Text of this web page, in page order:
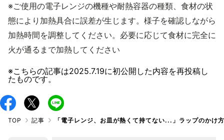
※ご使用の電子レンジの機種や耐熱容器の種類、食材の状
態により加熱具合に誤差が生じます。様子を確認しながら
加熱時間を調整してください。必要に応じて食材に完全に
火が通るまで加熱してください
※こちらの記事は2025.7.19に初公開した内容を再投稿し
たものです。
TOP 記事 「電子レンジ、お皿が熱くて持てない...」ラップのかけ